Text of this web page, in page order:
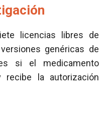
licencias libres de
genéricas de
si el medicamento
la autorización